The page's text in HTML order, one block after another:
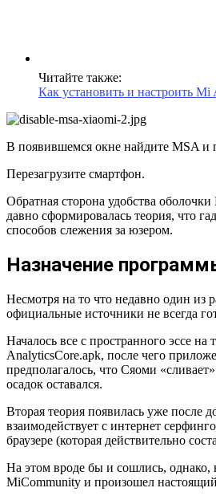
Читайте также:
Как установить и настроить Mi
В появившемся окне найдите MSA и
Перезагрузите смартфон.
Обратная сторона удобства
давно сформировалась теория, что
способов слежения за юзером.
Назначение
Несмотря на то что недавно один из
официальные источники не всегда
Началось все с пространного эссе
AnalyticsCore.apk, после чего
предполагалось, что Сяоми
осадок оставался.
Вторая теория появилась уже после
взаимодействует с интернет
браузере (которая действительно
На этом вроде бы и сошлись, однако,
MiCommunity и произошел